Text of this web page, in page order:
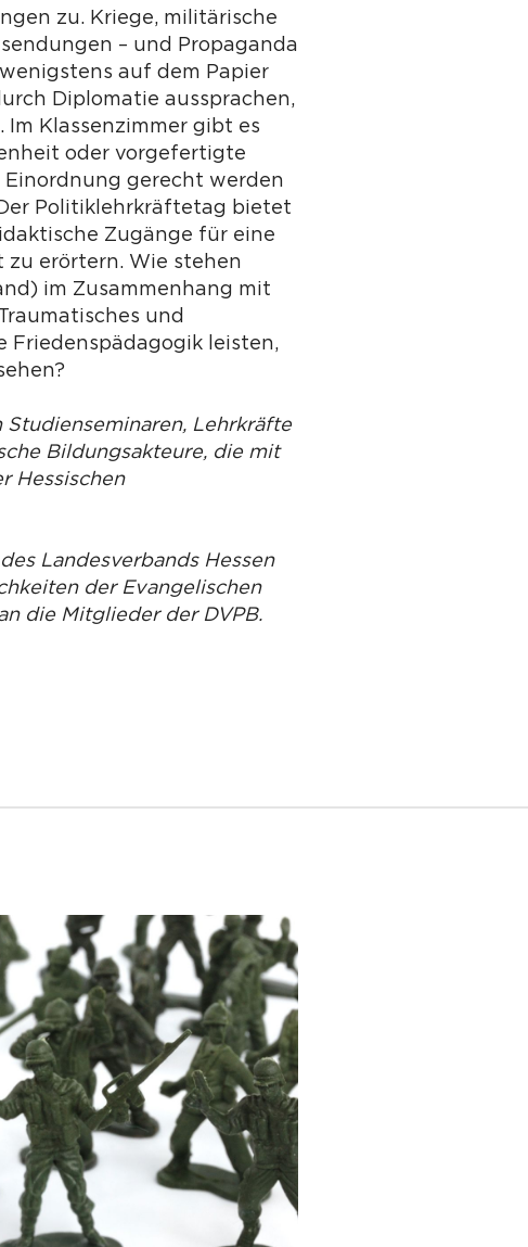
zu. Kriege, militärische
– und Propaganda
auf dem Papier
Diplomatie aussprachen,
Klassenzimmer gibt es
oder vorgefertigte
gerecht werden
Politiklehrkräftetag bietet
Zugänge für eine
erörtern. Wie stehen
im Zusammenhang mit
und
Friedenspädagogik leisten,
Lehrkräfte
Bildungsakteure, die mit
Hessischen
Landesverbands Hessen
der Evangelischen
die Mitglieder der DVPB.